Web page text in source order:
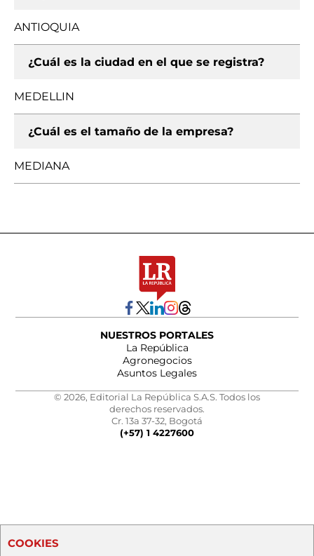
ANTIOQUIA
¿Cuál es la ciudad en el que se registra?
MEDELLIN
¿Cuál es el tamaño de la empresa?
MEDIANA
NUESTROS PORTALES
La República
Agronegocios
Asuntos Legales
© 2026, Editorial La República S.A.S. Todos los
derechos reservados.
Cr. 13a 37-32, Bogotá
(+57) 1 4227600
COOKIES